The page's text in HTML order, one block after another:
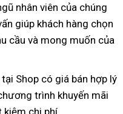
nhân viên của chúng
giúp khách hàng chọn
cầu và mong muốn của
Shop có giá bán hợp lý
trình khuyến mãi
kiệm chi phí.